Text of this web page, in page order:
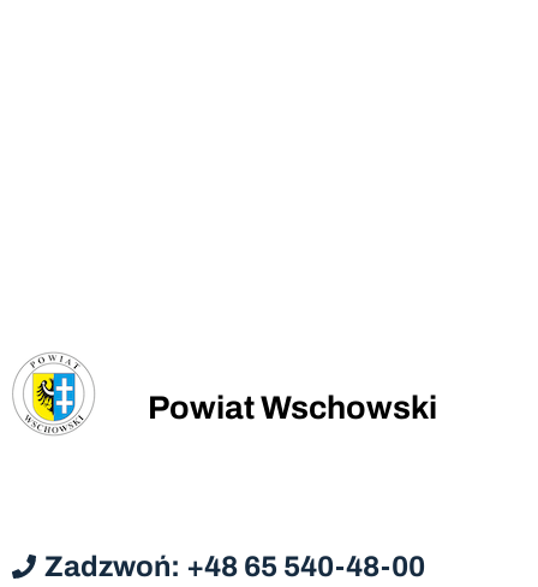
Powiat Wschowski
Zadzwoń: +48 65 540-48-00